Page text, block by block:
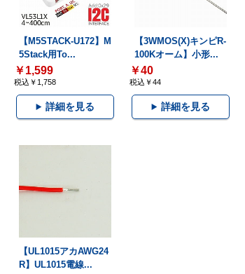
【M5STACK-U172】M
5Stack用To...
￥1,599
税込￥1,758
詳細を見る
【3WMOS(X)キンピR-
100Kオーム】小形...
￥40
税込￥44
詳細を見る
【UL1015アカAWG24
R】UL1015電線...